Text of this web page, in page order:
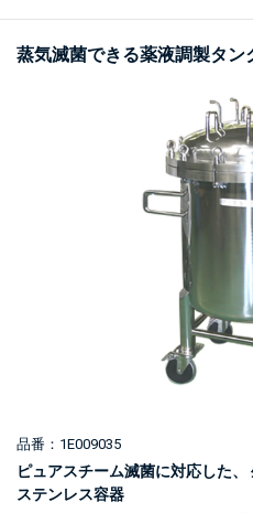
蒸気滅菌できる薬液調製タン
品番：1E009035
ピュアスチーム滅菌に対応した
ステンレス容器